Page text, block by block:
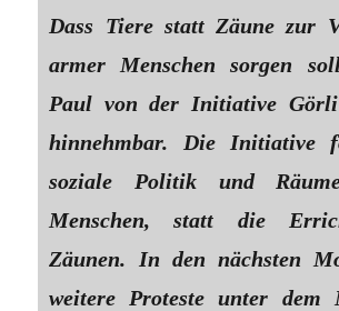
Dass Tiere statt Zäune zur
armer Menschen sorgen
Paul von der Initiative
hinnehmbar. Die Initiative
soziale Politik und
Menschen, statt die
Zäunen. In den nächsten
weitere Proteste unter dem